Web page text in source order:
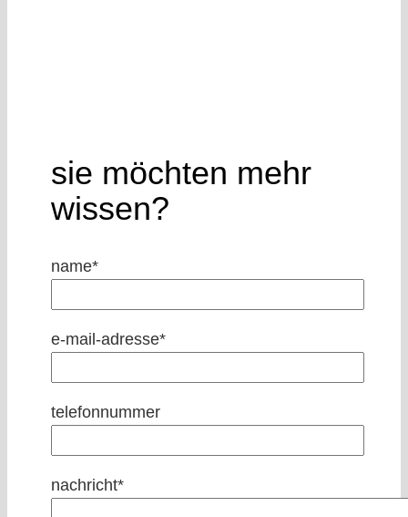
sie möchten mehr
wissen?
name*
e-mail-adresse*
telefonnummer
nachricht*